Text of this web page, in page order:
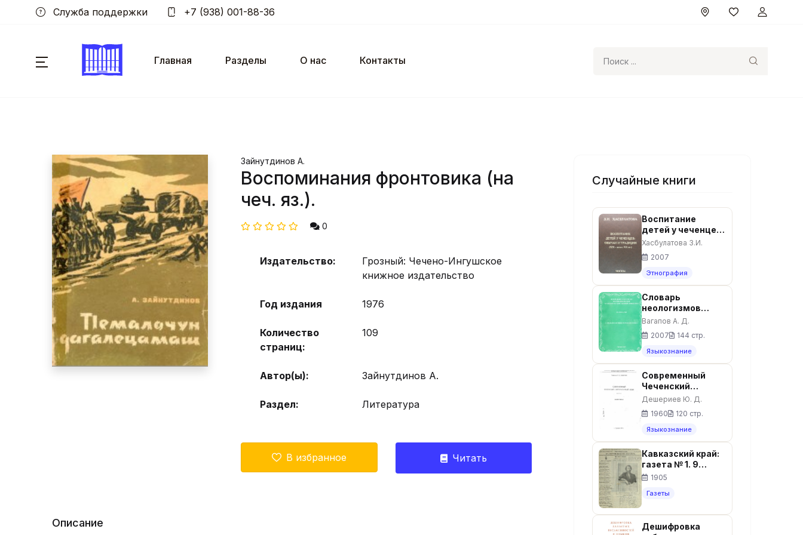
Служба поддержки +7 (938) 001-88-36
Главная Разделы О нас
Контакты
Зайнутдинов А.
Воспоминания фронтовика (на
чеч. яз.).
0
Издательство:
Грозный: Чечено-Ингушское
книжное издательство
Год издания 1976
Количество
страниц:
109
Автор(ы): Зайнутдинов А.
Раздел: Литература
В избранное Читать
Описание
Случайные книги
Воспитание
детей у чеченцев:
Обычаи и
традиции XIX –
начало XX. –
Москва, 2007. –
415 с.
Хасбулатова З.И.
2007
Этнография
Словарь
неологизмов
чеченского языка
Вагапов А. Д.
2007
144 стр.
Языкознание
Современный
Чеченский
литературный
язык
Дешериев Ю. Д.
1960
120 стр.
Языкознание
Кавказский край:
газета № 1. 9
Октября 1905г.
еженедельно.
1905
Газеты
Дешифровка